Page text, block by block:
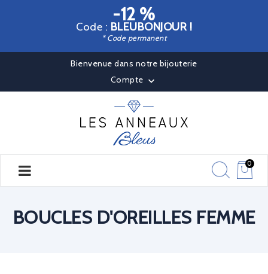
-12 %
Code : BLEUBONJOUR !
* Code permanent
Bienvenue dans notre bijouterie
Compte 
0
BOUCLES D'OREILLES FEMME